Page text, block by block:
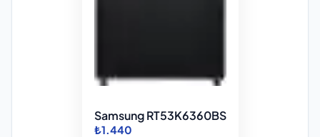
Samsung RT53K6360BS
₺1.440